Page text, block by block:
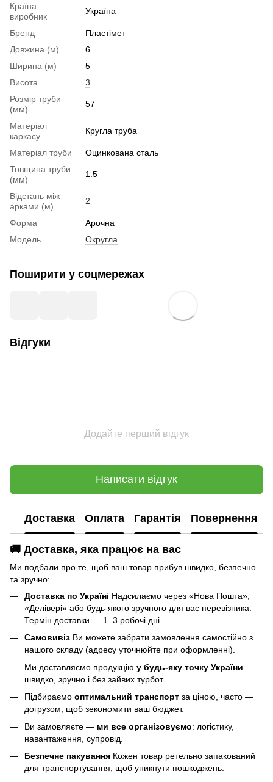
Країна
виробник
Україна
Бренд
Пластімет
Довжина (м)
6
Ширина (м)
5
Висота
3
Розмір труби
(мм)
57
Матеріал
каркасу
Кругла труба
Матеріал труби
Оцинкована сталь
Товщина труби
(мм)
1.5
Відстань між
арками (м)
2
Форма
Арочна
Модель
Округла
Поширити у соцмережах
Відгуки
Додайте перший відгук
Написати відгук
Доставка Оплата Гарантія Повернення
🚚 Доставка, яка працює на вас
Ми подбали про те, щоб ваш товар прибув швидко, безпечно
та зручно:
Доставка по Україні Надсилаємо через «Нова Пошта»,
«Делівері» або будь-якого зручного для вас перевізника.
Термін доставки — 1–3 робочі дні.
Самовивіз Ви можете забрати замовлення самостійно з
нашого складу (адресу уточнюйте при оформленні).
Ми доставляємо продукцію у будь-яку точку України —
швидко, зручно і без зайвих турбот.
Підбираємо оптимальний транспорт за ціною, часто —
догрузом, щоб зекономити ваш бюджет.
Ви замовляєте — ми все організовуємо: логістику,
навантаження, супровід.
Безпечне пакування Кожен товар ретельно запакований
для транспортування, щоб уникнути пошкоджень.